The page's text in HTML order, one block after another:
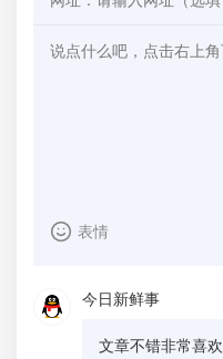
表情
今日新鲜事
文章不错非常喜欢